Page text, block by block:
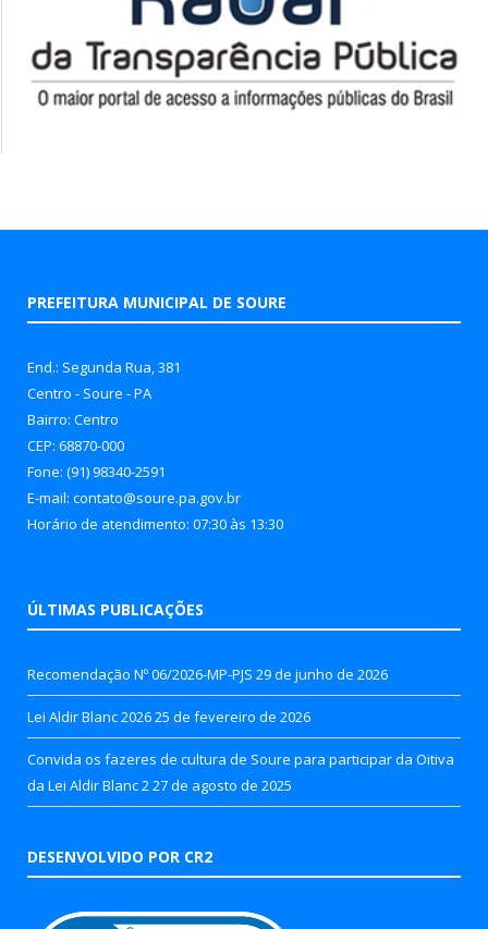
PREFEITURA MUNICIPAL DE SOURE
End.: Segunda Rua, 381
Centro - Soure - PA
Bairro: Centro
CEP: 68870-000
Fone: (91) 98340-2591
E-mail: contato@soure.pa.gov.br
Horário de atendimento: 07:30 às 13:30
ÚLTIMAS PUBLICAÇÕES
Recomendação Nº 06/2026-MP-PJS 29 de junho de 2026
Lei Aldir Blanc 202625 de fevereiro de 2026
Convida os fazeres de cultura de Soure para participar da Oitiva
da Lei Aldir Blanc 227 de agosto de 2025
DESENVOLVIDO POR CR2